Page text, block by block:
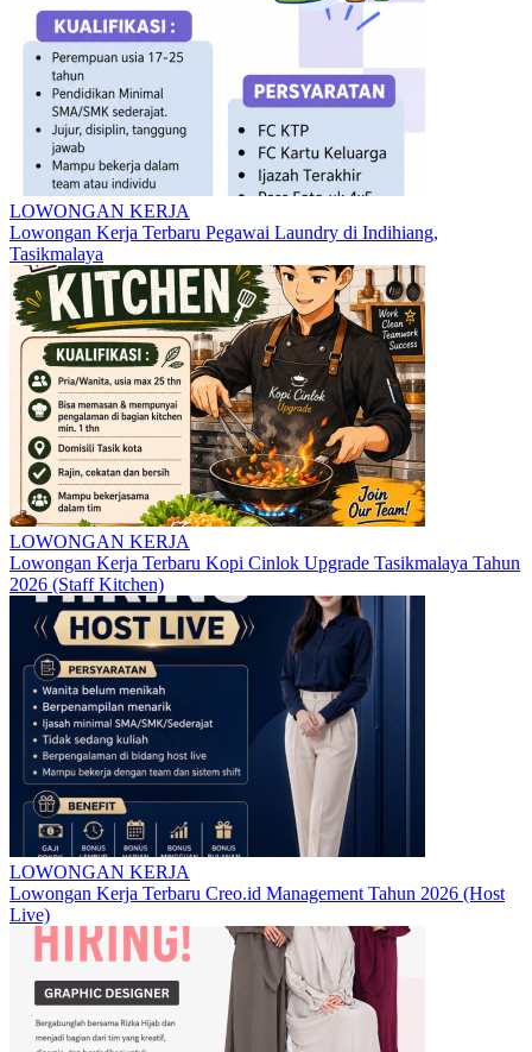
LOWONGAN KERJA
Lowongan Kerja Terbaru Pegawai Laundry di Indihiang,
Tasikmalaya
LOWONGAN KERJA
Lowongan Kerja Terbaru Kopi Cinlok Upgrade Tasikmalaya Tahun
2026 (Staff Kitchen)
LOWONGAN KERJA
Lowongan Kerja Terbaru Creo.id Management Tahun 2026 (Host
Live)